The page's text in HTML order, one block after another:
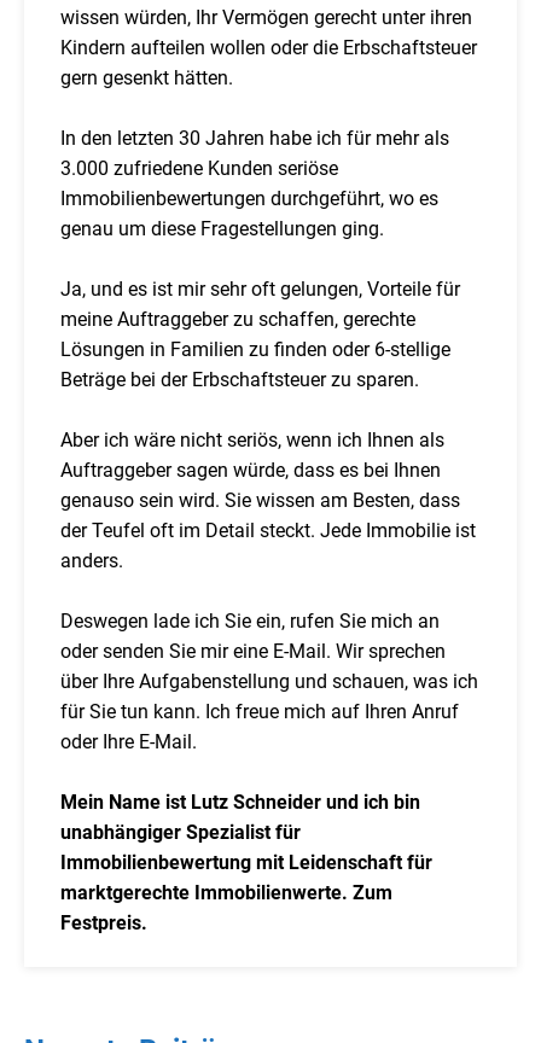
wissen würden, Ihr Vermögen gerecht unter ihren
Kindern aufteilen wollen oder die Erbschaftsteuer
gern gesenkt hätten.
In den letzten 30 Jahren habe ich für mehr als
3.000 zufriedene Kunden seriöse
Immobilienbewertungen durchgeführt, wo es
genau um diese Fragestellungen ging.
Ja, und es ist mir sehr oft gelungen, Vorteile für
meine Auftraggeber zu schaffen, gerechte
Lösungen in Familien zu finden oder 6-stellige
Beträge bei der Erbschaftsteuer zu sparen.
Aber ich wäre nicht seriös, wenn ich Ihnen als
Auftraggeber sagen würde, dass es bei Ihnen
genauso sein wird. Sie wissen am Besten, dass
der Teufel oft im Detail steckt. Jede Immobilie ist
anders.
Deswegen lade ich Sie ein, rufen Sie mich an
oder senden Sie mir eine E-Mail. Wir sprechen
über Ihre Aufgabenstellung und schauen, was ich
für Sie tun kann. Ich freue mich auf Ihren Anruf
oder Ihre E-Mail.
Mein Name ist Lutz Schneider und ich bin
unabhängiger Spezialist für
Immobilienbewertung mit Leidenschaft für
marktgerechte Immobilienwerte. Zum
Festpreis.